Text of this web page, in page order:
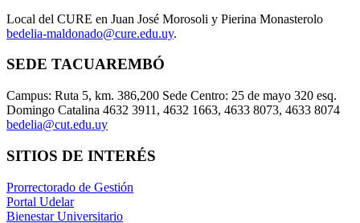
Local del CURE en Juan José Morosoli y Pierina Monasterolo
bedelia-maldonado@cure.edu.uy.
SEDE TACUAREMBÓ
Campus: Ruta 5, km. 386,200 Sede Centro: 25 de mayo 320 esq.
Domingo Catalina 4632 3911, 4632 1663, 4633 8073, 4633 8074
bedelia@cut.edu.uy
SITIOS DE INTERÉS
Prorrectorado de Gestión
Portal Udelar
Bienestar Universitario